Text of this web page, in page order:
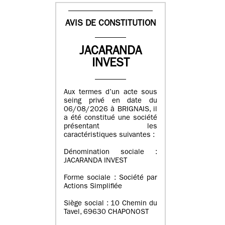
AVIS DE CONSTITUTION
JACARANDA
INVEST
Aux termes d’un acte sous
seing privé en date du
06/08/2026 à BRIGNAIS, il
a été constitué une société
présentant les
caractéristiques suivantes :
Dénomination sociale :
JACARANDA INVEST
Forme sociale : Société par
Actions Simplifiée
Siège social : 10 Chemin du
Tavel, 69630 CHAPONOST